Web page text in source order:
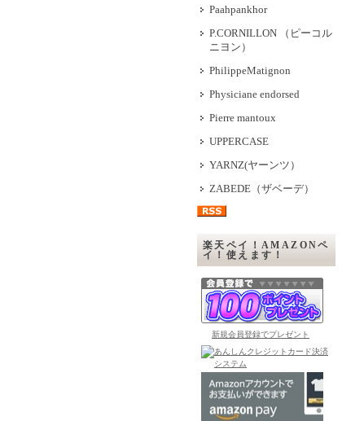
Paahpankhor
P.CORNILLON （ピーコル
ニヨン）
PhilippeMatignon
Physiciane endorsed
Pierre mantoux
UPPERCASE
YARNZ(ヤーンツ）
ZABEDE（ザベーデ）
楽天ペイ！AMAZONペ
イ！使えます！
新規会員登録でプレゼント